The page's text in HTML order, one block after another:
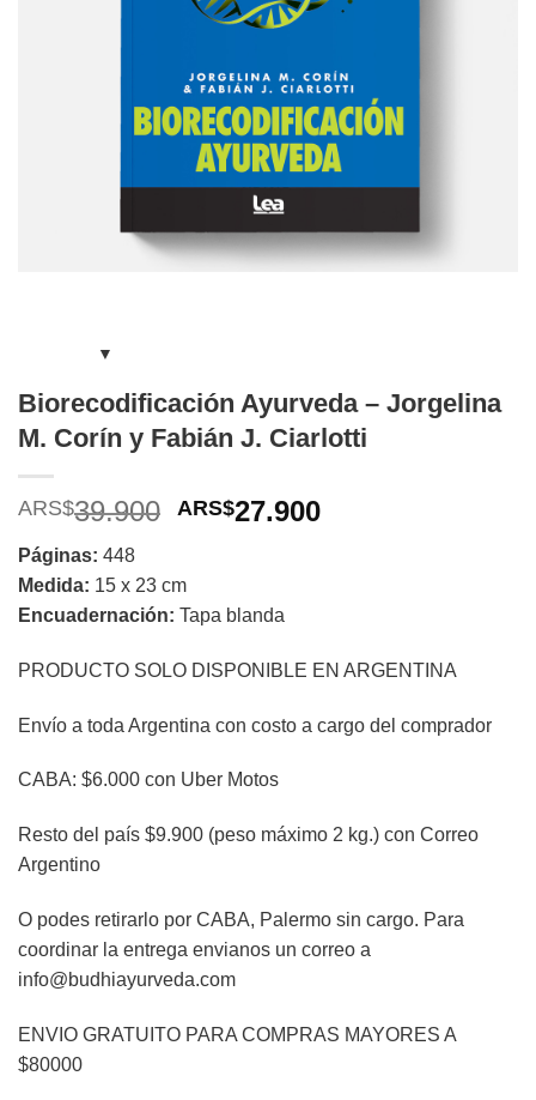
Biorecodificación Ayurveda – Jorgelina
M. Corín y Fabián J. Ciarlotti
ARS$39.900 El
era:
ARS$39.900.
ARS$27.900El
Páginas: 448
Medida: 15 x 23 cm
Encuadernación: Tapa blanda
PRODUCTO SOLO DISPONIBLE EN ARGENTINA
Envío a toda Argentina con costo a cargo del comprador
CABA: $6.000 con Uber Motos
Resto del país $9.900 (peso máximo 2 kg.) con Correo
Argentino
O podes retirarlo por CABA, Palermo sin cargo. Para
coordinar la entrega envianos un correo a
info@budhiayurveda.com
ENVIO GRATUITO PARA COMPRAS MAYORES A
$80000